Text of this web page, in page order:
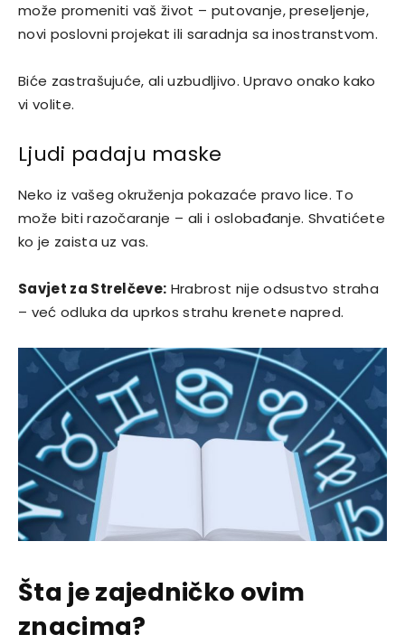
može promeniti vaš život – putovanje, preseljenje,
novi poslovni projekat ili saradnja sa inostranstvom.
Biće zastrašujuće, ali uzbudljivo. Upravo onako kako
vi volite.
Ljudi padaju maske
Neko iz vašeg okruženja pokazaće pravo lice. To
može biti razočaranje – ali i oslobađanje. Shvatićete
ko je zaista uz vas.
Savjet za Strelčeve: Hrabrost nije odsustvo straha
– već odluka da uprkos strahu krenete napred.
Šta je zajedničko ovim
znacima?